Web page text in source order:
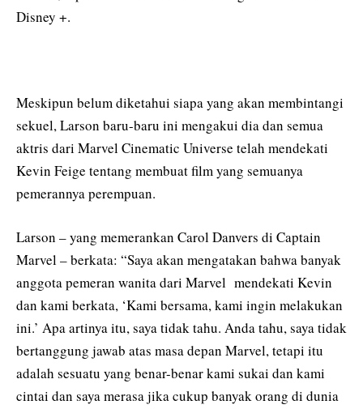
Disney +.
Meskipun belum diketahui siapa yang akan membintangi
sekuel, Larson baru-baru ini mengakui dia dan semua
aktris dari Marvel Cinematic Universe telah mendekati
Kevin Feige tentang membuat film yang semuanya
pemerannya perempuan.
Larson – yang memerankan Carol Danvers di Captain
Marvel – berkata: “Saya akan mengatakan bahwa banyak
anggota pemeran wanita dari Marvel mendekati Kevin
dan kami berkata, ‘Kami bersama, kami ingin melakukan
ini.’ Apa artinya itu, saya tidak tahu. Anda tahu, saya tidak
bertanggung jawab atas masa depan Marvel, tetapi itu
adalah sesuatu yang benar-benar kami sukai dan kami
cintai dan saya merasa jika cukup banyak orang di dunia